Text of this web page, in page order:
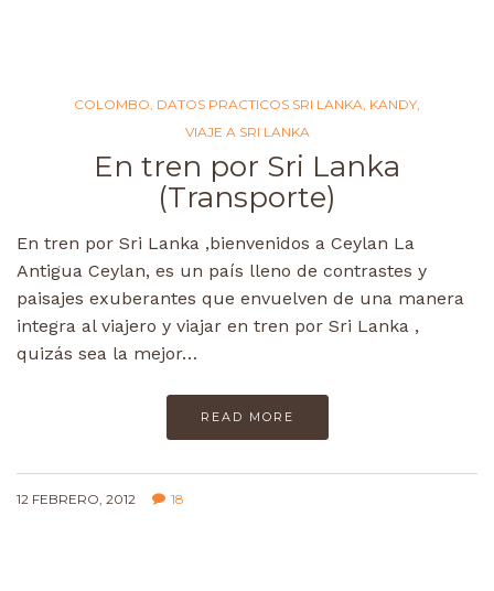
COLOMBO, DATOS PRACTICOS SRI LANKA, KANDY,
VIAJE A SRI LANKA
En tren por Sri Lanka
(Transporte)
En tren por Sri Lanka ,bienvenidos a Ceylan La
Antigua Ceylan, es un país lleno de contrastes y
paisajes exuberantes que envuelven de una manera
integra al viajero y viajar en tren por Sri Lanka ,
quizás sea la mejor…
READ MORE
12 FEBRERO, 2012 18